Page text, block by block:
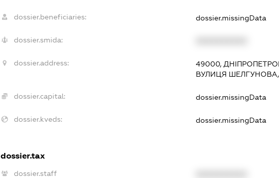
dossier.beneficiaries: dossier.missingData
dossier.smida:
dossier.address:
49000,
ВУЛИЦЯ ШЕЛГУНОВА,
dossier.capital: dossier.missingData
dossier.kveds: dossier.missingData
dossier.tax
dossier.staff